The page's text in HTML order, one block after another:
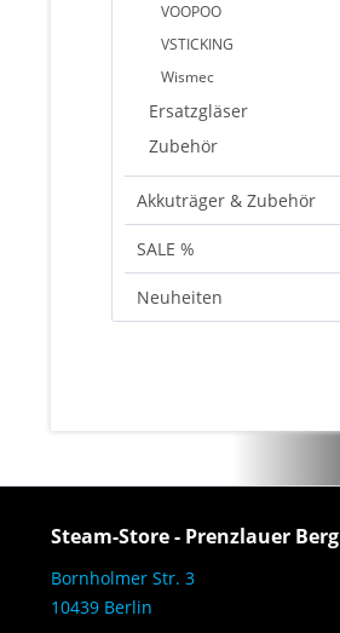
VOOPOO
VSTICKING
Wismec
Ersatzgläser
Zubehör
Akkuträger & Zubehör
SALE %
Neuheiten
Steam-Store - Prenzlauer Berg
Bornholmer Str. 3
10439 Berlin